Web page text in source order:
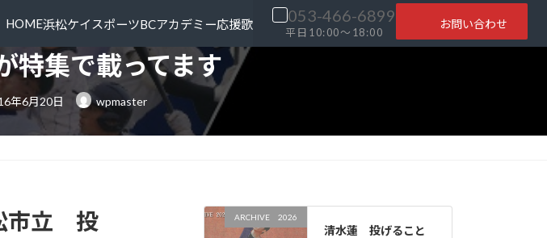
HOME浜松ケイスポーツBCアカデミー応援歌 053-466-6899
平日10:00～18:00
お問い合わせ
特集で載ってます
年6月20日 wpmaster
市立 投
ARCHIVE 2026
清水蓮 投げること